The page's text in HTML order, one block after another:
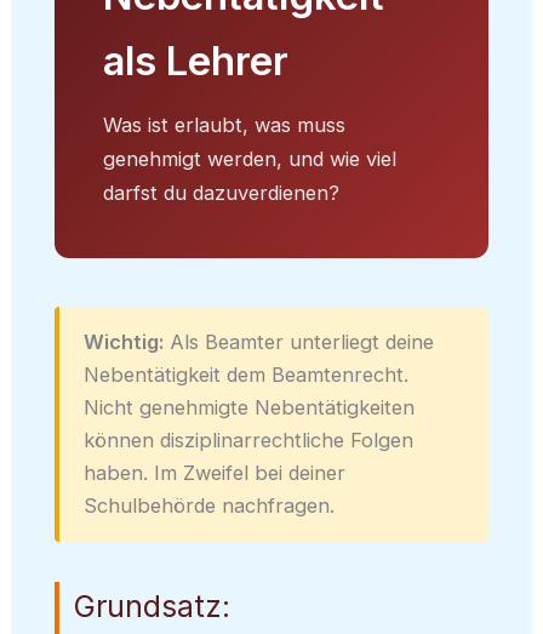
als Lehrer
Was ist erlaubt, was muss
genehmigt werden, und wie viel
darfst du dazuverdienen?
Wichtig: Als Beamter unterliegt deine
Nebentätigkeit dem Beamtenrecht.
Nicht genehmigte Nebentätigkeiten
können disziplinarrechtliche Folgen
haben. Im Zweifel bei deiner
Schulbehörde nachfragen.
Grundsatz: